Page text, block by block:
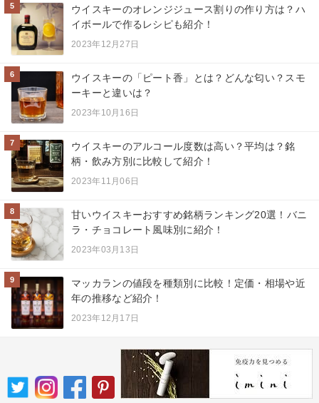
5
ウイスキーのオレンジジュース割りの作り方は？ハ
イボールで作るレシピも紹介！
2023年12月27日
6
ウイスキーの「ピート香」とは？どんな匂い？スモ
ーキーと違いは？
2023年10月16日
7
ウイスキーのアルコール度数は高い？平均は？銘
柄・飲み方別に比較して紹介！
2023年11月06日
8
甘いウイスキーおすすめ銘柄ランキング20選！バニ
ラ・チョコレート風味別に紹介！
2023年03月13日
9
マッカランの値段を種類別に比較！定価・相場や近
年の推移など紹介！
2023年12月17日